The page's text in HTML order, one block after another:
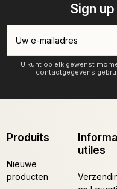
Sign
U kunt op elk gewenst
contactgegevens
Produits
Nieuwe
producten
utiles